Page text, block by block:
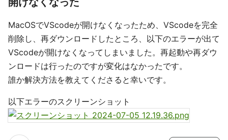
MacOSでVScodeが開けなくなったため、VScodeを完全
削除し、再ダウンロードしたところ、以下のエラーが出て
VScodeが開けなくなってしまいました。再起動や再ダウ
ンロードは行ったのですが変化はなかったです。
誰か解決方法を教えてくださると幸いです。
以下エラーのスクリーンショット